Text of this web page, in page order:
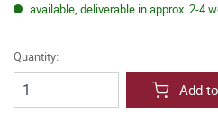
available, deliverable in approx. 2-4
Quantity:
Add